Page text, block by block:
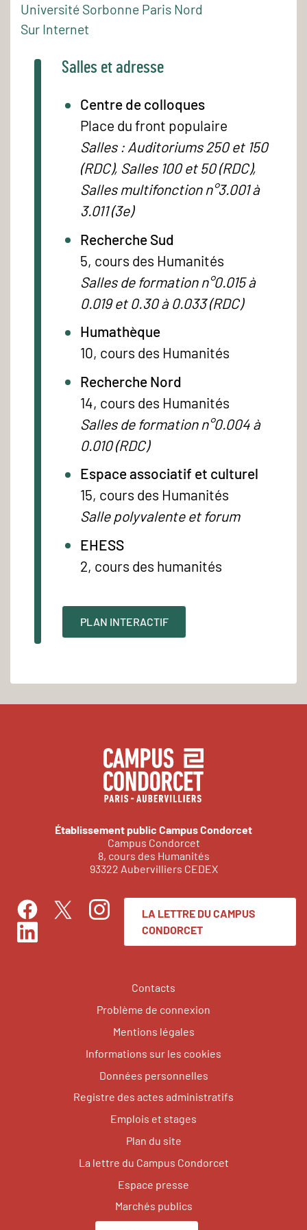
Université Sorbonne Paris Nord
Sur Internet
Salles et adresse
Centre de colloques
Place du front populaire
Salles : Auditoriums 250 et 150
(RDC), Salles 100 et 50 (RDC),
Salles multifonction n°3.001 à
3.011 (3e)
Recherche Sud
5, cours des Humanités
Salles de formation n°0.015 à
0.019 et 0.30 à 0.033 (RDC)
Humathèque
10, cours des Humanités
Recherche Nord
14, cours des Humanités
Salles de formation n°0.004 à
0.010 (RDC)
Espace associatif et culturel
15, cours des Humanités
Salle polyvalente et forum
EHESS
2, cours des humanités
PLAN INTERACTIF
Établissement public Campus Condorcet
Campus Condorcet
8, cours des Humanités
93322 Aubervilliers CEDEX
FacebookTwitterInstagram
LinkedIn
LA LETTRE DU CAMPUS
CONDORCET
Contacts
Problème de connexion
Mentions légales
Informations sur les cookies
Données personnelles
Registre des actes administratifs
Emplois et stages
Plan du site
La lettre du Campus Condorcet
Espace presse
Marchés publics